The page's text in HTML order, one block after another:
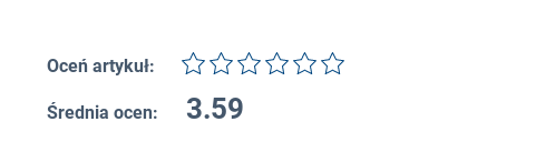
Oceń artykuł:
Średnia ocen: 3.59